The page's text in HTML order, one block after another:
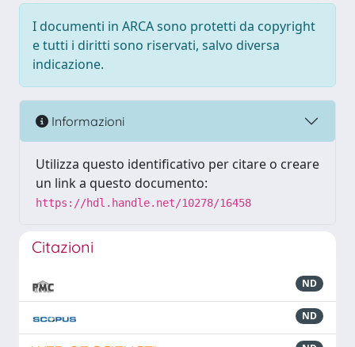
I documenti in ARCA sono protetti da copyright
e tutti i diritti sono riservati, salvo diversa
indicazione.
Informazioni
Utilizza questo identificativo per citare o creare
un link a questo documento:
https://hdl.handle.net/10278/16458
Citazioni
ND
ND